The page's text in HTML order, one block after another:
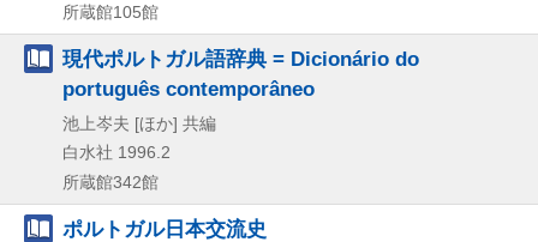
所蔵館105館
現代ポルトガル語辞典 = Dicionário do
português contemporâneo
池上岑夫 [ほか] 共編
白水社 1996.2
所蔵館342館
ポルトガル日本交流史